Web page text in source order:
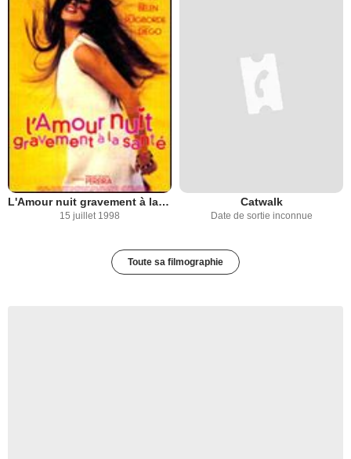
L'Amour nuit gravement à la santé
15 juillet 1998
Catwalk
Date de sortie inconnue
Toute sa filmographie